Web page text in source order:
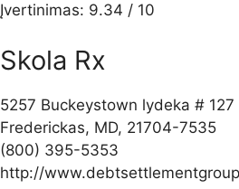
Įvertinimas: 9.34 / 10
Skola Rx
5257 Buckeystown lydeka # 127
Frederickas, MD, 21704-7535
(800) 395-5353
http://